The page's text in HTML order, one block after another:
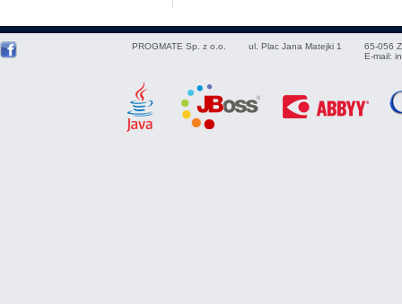
PROGMATE Sp. z o.o. ul. Plac Jana Matejki 1 65-056
E-mail: